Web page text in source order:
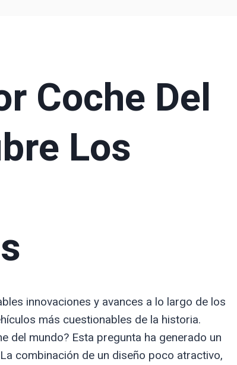
Coche Del
Los
innovaciones y avances a lo largo de los
más cuestionables de la historia.
del mundo? Esta pregunta ha generado un
combinación de un diseño poco atractivo,